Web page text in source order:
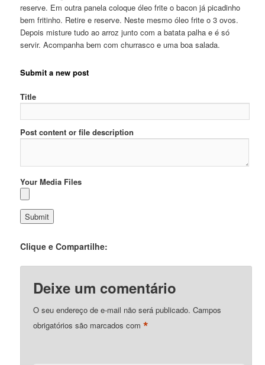
reserve. Em outra panela coloque óleo frite o bacon já picadinho
bem fritinho. Retire e reserve. Neste mesmo óleo frite o 3 ovos.
Depois misture tudo ao arroz junto com a batata palha e é só
servir. Acompanha bem com churrasco e uma boa salada.
Submit a new post
Title
Post content or file description
Your Media Files
Clique e Compartilhe:
Deixe um comentário
O seu endereço de e-mail não será publicado. Campos
obrigatórios são marcados com*